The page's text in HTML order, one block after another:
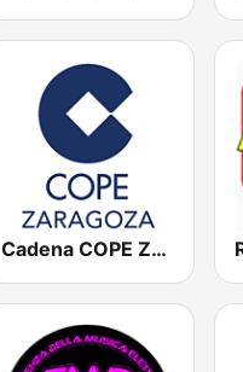
Cadena COPE Zaragoza